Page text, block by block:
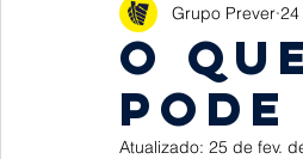
Cremação
Maternidade Vida
O
Grupo Prever
Atualizado: 25 de fev.